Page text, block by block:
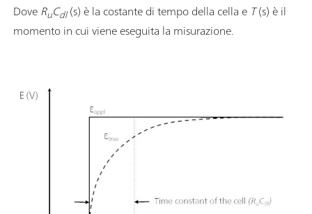
DoveRuCdl(s) è la costante di tempo della cella e T(s) è il
momento in cui viene eseguita la misurazione.